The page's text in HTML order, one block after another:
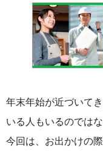
年末年始が近づいて
いる人もいるのでは
今回は、お出かけの